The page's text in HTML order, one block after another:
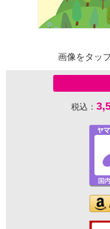
画像をタッ
税込：